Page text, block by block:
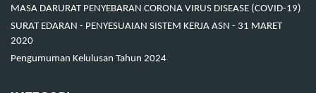
MASA DARURAT PENYEBARAN CORONA VIRUS DISEASE (COVID-19)
SURAT EDARAN - PENYESUAIAN SISTEM KERJA ASN - 31 MARET
2020
Pengumuman Kelulusan Tahun 2024